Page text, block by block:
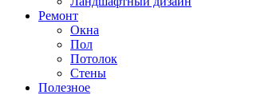
Ремонт
Окна
Пол
Потолок
Стены
Полезное